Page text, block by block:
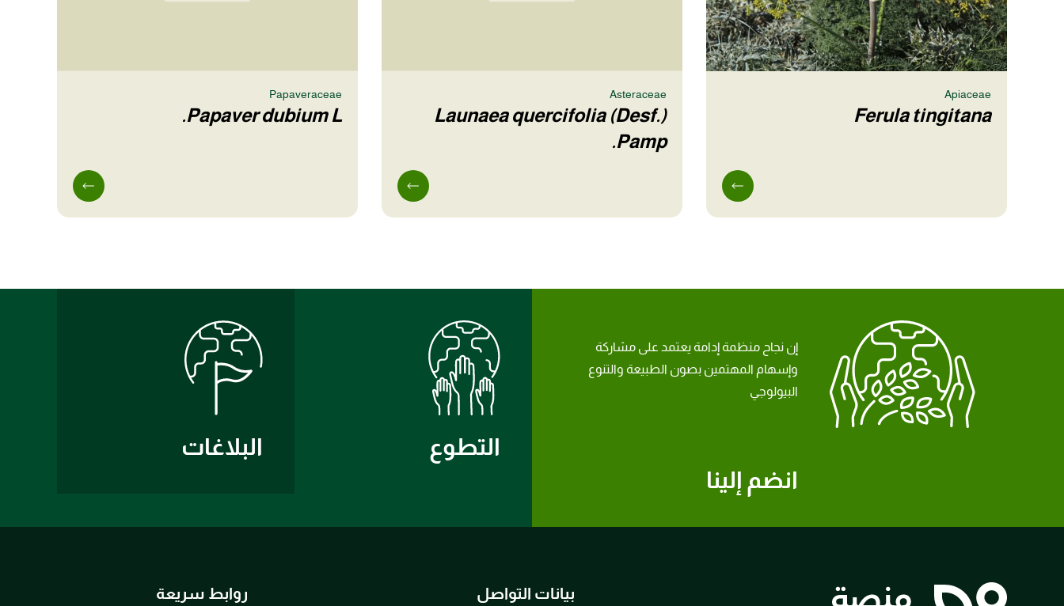
Apiaceae
Ferula tingitana
Asteraceae
Launaea quercifolia (Desf.)
Pamp.
Papaveraceae
Papaver dubium L.
انضم إلينا
إن نجاح منظمة إدامة يعتمد على مشاركة
وإسهام المهتمين بصون الطبيعة والتنوع
البيولوجي
التطوع البلاغات
بيانات التواصل روابط سريعة